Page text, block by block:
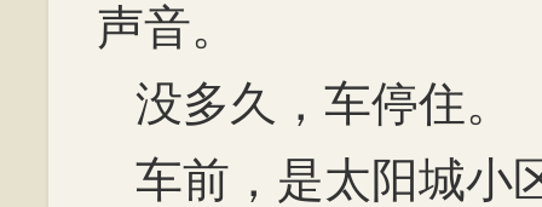
声音。
没多久，车停住。
车前，是太阳城小